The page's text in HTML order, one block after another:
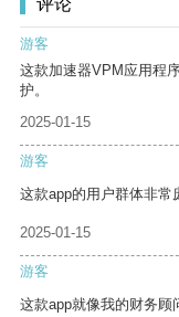
评论
游客
这款加速器VPM应用程
护。
2025-01-15
游客
这款app的用户群体非常
2025-01-15
游客
这款app就像我的财务顾